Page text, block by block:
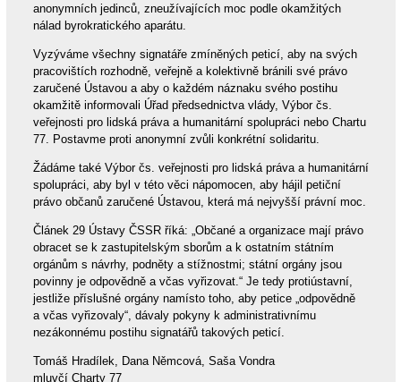
anonymních jedinců, zneužívajících moc podle okamžitých
nálad byrokratického aparátu.
Vyzýváme všechny signatáře zmíněných peticí, aby na svých
pracovištích rozhodně, veřejně a kolektivně bránili své právo
zaručené Ústavou a aby o každém náznaku svého postihu
okamžitě informovali Úřad předsednictva vlády, Výbor čs.
veřejnosti pro lidská práva a humanitární spolupráci nebo Chartu
77. Postavme proti anonymní zvůli konkrétní solidaritu.
Žádáme také Výbor čs. veřejnosti pro lidská práva a humanitární
spolupráci, aby byl v této věci nápomocen, aby hájil petiční
právo občanů zaručené Ústavou, která má nejvyšší právní moc.
Článek 29 Ústavy ČSSR říká: „Občané a organizace mají právo
obracet se k zastupitelským sborům a k ostatním státním
orgánům s návrhy, podněty a stížnostmi; státní orgány jsou
povinny je odpovědně a včas vyřizovat.“ Je tedy protiústavní,
jestliže příslušné orgány namísto toho, aby petice „odpovědně
a včas vyřizovaly“, dávaly pokyny k administrativnímu
nezákonnému postihu signatářů takových peticí.
Tomáš Hradílek, Dana Němcová, Saša Vondra
mluvčí Charty 77